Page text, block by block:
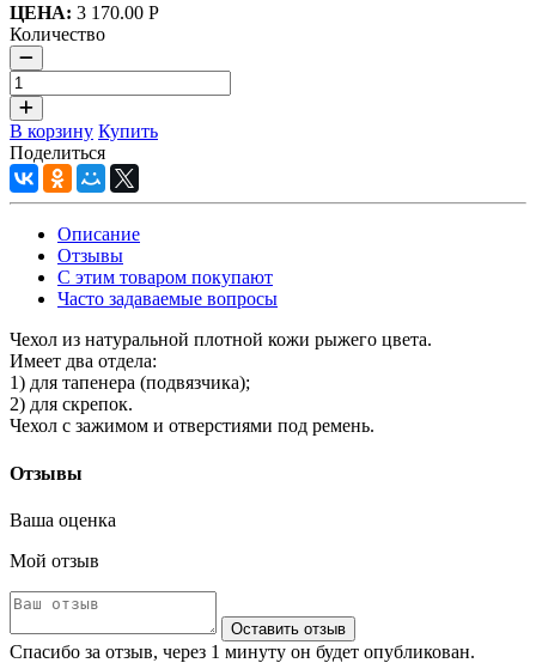
ЦЕНА: 3 170.00 Р
Количество
В корзину Купить
Поделиться
Описание
Отзывы
С этим товаром покупают
Часто задаваемые вопросы
Чехол из натуральной плотной кожи рыжего цвета.
Имеет два отдела:
1) для тапенера (подвязчика);
2) для скрепок.
Чехол с зажимом и отверстиями под ремень.
Отзывы
Ваша оценка
Мой отзыв
Оставить отзыв
Спасибо за отзыв, через 1 минуту он будет опубликован.